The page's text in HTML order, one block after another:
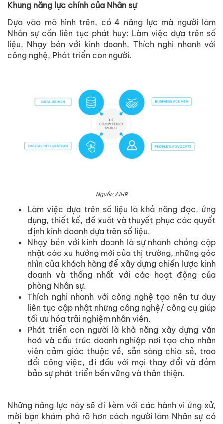
Khung năng lực chính của Nhân sự
Dựa vào mô hình trên, có 4 năng lực mà người làm
Nhân sự cần liên tục phát huy: Làm việc dựa trên số
liệu, Nhạy bén với kinh doanh, Thích nghi nhanh với
công nghệ, Phát triển con người.
Nguồn: AIHR
Làm việc dựa trên số liệu là khả năng đọc, ứng
dụng, thiết kế, đề xuất và thuyết phục các quyết
định kinh doanh dựa trên số liệu.
Nhạy bén với kinh doanh là sự nhanh chóng cập
nhật các xu hướng mới của thị trường, những góc
nhìn của khách hàng để xây dựng chiến lược kinh
doanh và thống nhất với các hoạt động của
phòng Nhân sự.
Thích nghi nhanh với công nghệ tạo nên tư duy
liên tục cập nhật những công nghệ/ công cụ giúp
tối ưu hóa trải nghiệm nhân viên.
Phát triển con người là khả năng xây dựng văn
hoá và cấu trúc doanh nghiệp nơi tạo cho nhân
viên cảm giác thuộc về, sẵn sàng chia sẻ, trao
đổi công việc, đi đầu với mọi thay đổi và đảm
bảo sự phát triển bền vững và thân thiện.
Những năng lực này sẽ đi kèm với các hành vi ứng xử,
mời bạn khám phá rõ hơn cách người làm Nhân sự có